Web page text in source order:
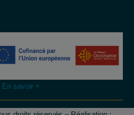
En savoir +